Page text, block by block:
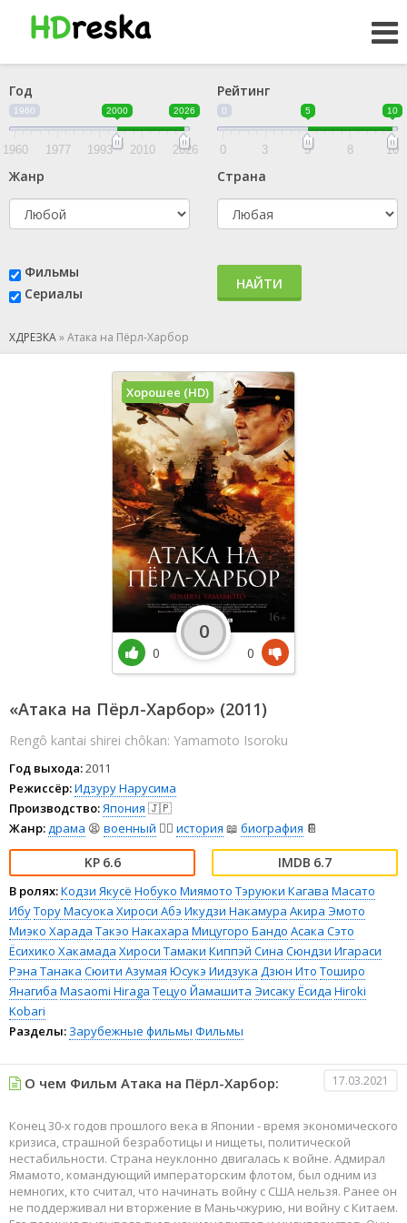
Год
1960 2000 2026
1960 1977 1993 2010 2026
Рейтинг
0 5 10
0 3 5 8 10
Жанр Страна
Фильмы
Сериалы
НАЙТИ
ХДРЕЗКА»Атака на Пёрл-Харбор
«Атака на Пёрл-Харбор» (2011)
Rengô kantai shirei chôkan: Yamamoto Isoroku
Год выхода:2011
Режиссёр:Идзуру Нарусима
Производство:Япония 🇯🇵
Жанр: драма 😫 военный 👨‍✈️ история 📖 биография 📔
6.6 6.7
В ролях:Кодзи Якусё Нобуко Миямото Тэруюки Кагава Масато
ИбуТору Масуока Хироси Абэ Икудзи Накамура Акира Эмото
Миэко Харада Такэо Накахара Мицугоро Бандо Асака Сэто
Ёсихико Хакамада Хироси Тамаки Киппэй Сина Сюндзи Игараси
Рэна Танака Сюити Азумая Юсукэ Иидзука Дзюн Ито Тоширо
Янагиба Masaomi Hiraga Тецуо Йамашита Эисаку Ёсида Hiroki
Kobari
Разделы: Зарубежные фильмы Фильмы
Хорошее (HD)
0
0
0
О чем Фильм Атака на Пёрл-Харбор: 17.03.2021
Конец 30-х годов прошлого века в Японии - время экономического
кризиса, страшной безработицы и нищеты, политической
нестабильности. Страна неуклонно двигалась к войне. Адмирал
Ямамото, командующий императорским флотом, был одним из
немногих, кто считал, что начинать войну с США нельзя. Ранее он
не поддерживал ни вторжение в Маньчжурию, ни войну с Китаем.